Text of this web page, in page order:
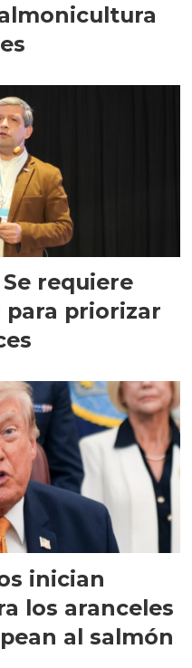
requiere
priorizar
inician
los aranceles
al salmón